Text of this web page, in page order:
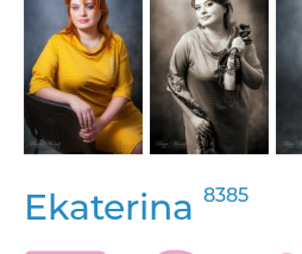
Ekaterina 8385